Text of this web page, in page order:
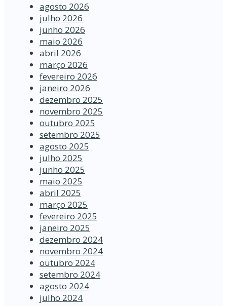
agosto 2026
julho 2026
junho 2026
maio 2026
abril 2026
março 2026
fevereiro 2026
janeiro 2026
dezembro 2025
novembro 2025
outubro 2025
setembro 2025
agosto 2025
julho 2025
junho 2025
maio 2025
abril 2025
março 2025
fevereiro 2025
janeiro 2025
dezembro 2024
novembro 2024
outubro 2024
setembro 2024
agosto 2024
julho 2024